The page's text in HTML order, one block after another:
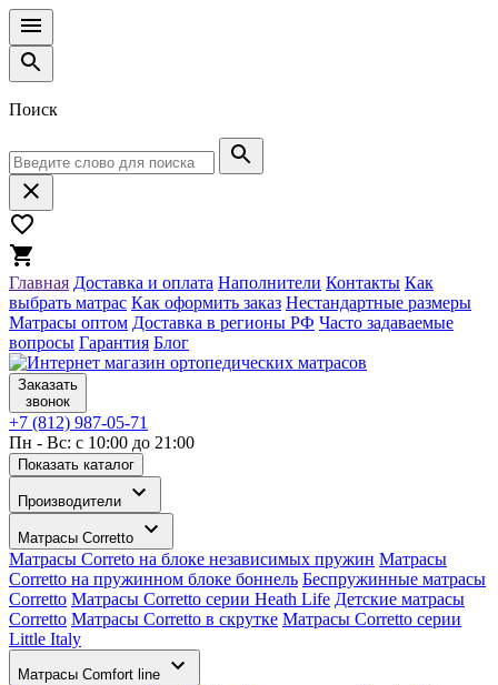
Поиск
Главная Доставка и оплата Наполнители Контакты Как
выбрать матрас Как оформить заказ Нестандартные размеры
Матрасы оптом Доставка в регионы РФ Часто задаваемые
вопросы Гарантия Блог
Заказать
звонок
+7 (812) 987-05-71
Пн - Вс: с 10:00 до 21:00
Показать каталог
Производители
Матрасы Corretto
Матрасы Correto на блоке независимых пружин Матрасы
Corretto на пружинном блоке боннель Беспружинные матрасы
Corretto Матрасы Corretto серии Heath Life Детские матрасы
Corretto Матрасы Corretto в скрутке Матрасы Corretto серии
Little Italy
Матрасы Comfort line